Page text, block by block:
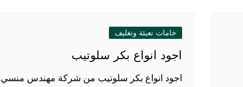
خامات تعبئة وتغليف
اجود انواع بكر سلوتيب
اجود انواع بكر سلوتيب من شركة مهندس منسي